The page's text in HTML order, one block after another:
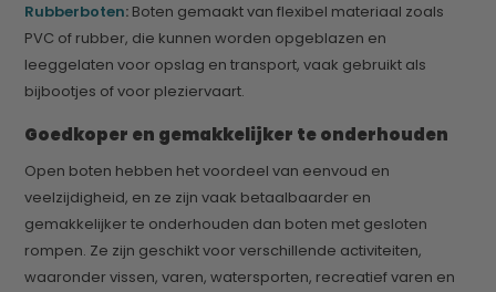
Rubberboten: Boten gemaakt van flexibel materiaal zoals
PVC of rubber, die kunnen worden opgeblazen en
leeggelaten voor opslag en transport, vaak gebruikt als
bijbootjes of voor pleziervaart.
Goedkoper en gemakkelijker te onderhouden
Open boten hebben het voordeel van eenvoud en
veelzijdigheid, en ze zijn vaak betaalbaarder en
gemakkelijker te onderhouden dan boten met gesloten
rompen. Ze zijn geschikt voor verschillende activiteiten,
waaronder vissen, varen, watersporten, recreatief varen en